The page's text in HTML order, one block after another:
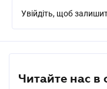
Увійдіть, щоб
Читайте нас